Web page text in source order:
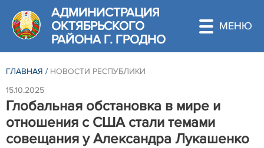
АДМИНИСТРАЦИЯ
ОКТЯБРЬСКОГО
РАЙОНА Г. ГРОДНО
ГЛАВНАЯ / НОВОСТИ РЕСПУБЛИКИ
15.10.2025
Глобальная обстановка в мире и
отношения с США стали темами
совещания у Александра Лукашенко